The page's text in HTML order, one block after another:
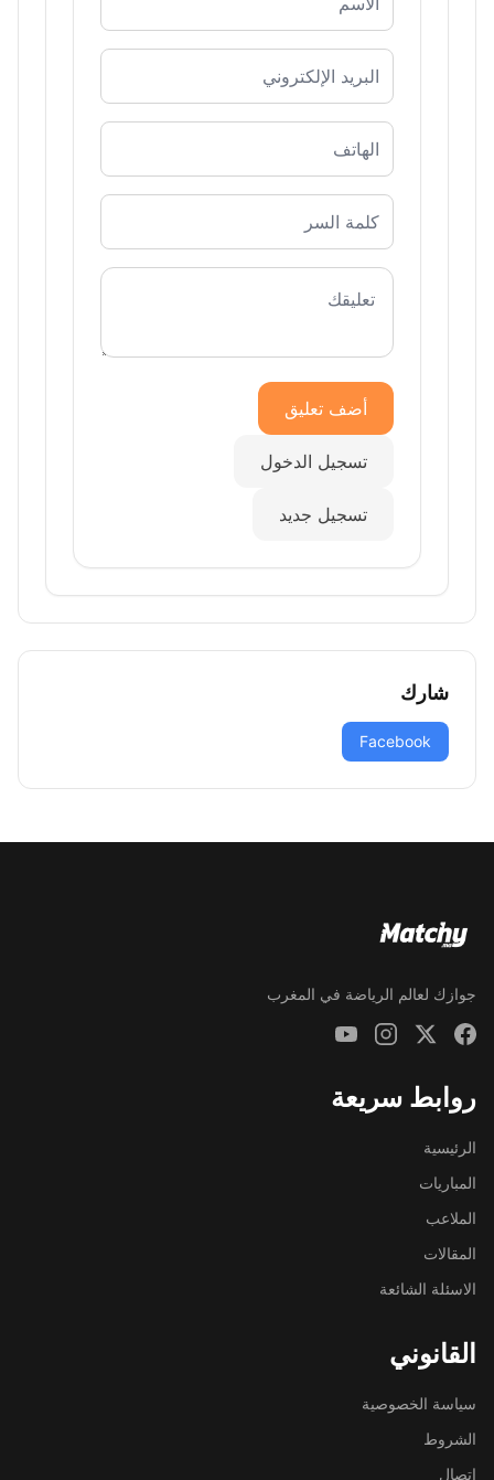
أضف تعليق
تسجيل الدخول
تسجيل جديد
شارك
Facebook
جوازك لعالم الرياضة في المغرب
روابط سريعة
الرئيسية
المباريات
الملاعب
المقالات
الاسئلة الشائعة
القانوني
سياسة الخصوصية
الشروط
اتصال